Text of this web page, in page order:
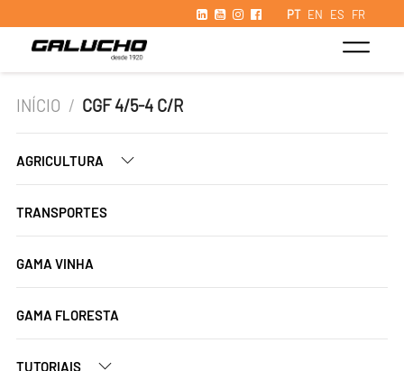
PT EN ES FR
INÍCIO / CGF 4/5-4 C/R
AGRICULTURA
TRANSPORTES
GAMA VINHA
GAMA FLORESTA
TUTORIAIS